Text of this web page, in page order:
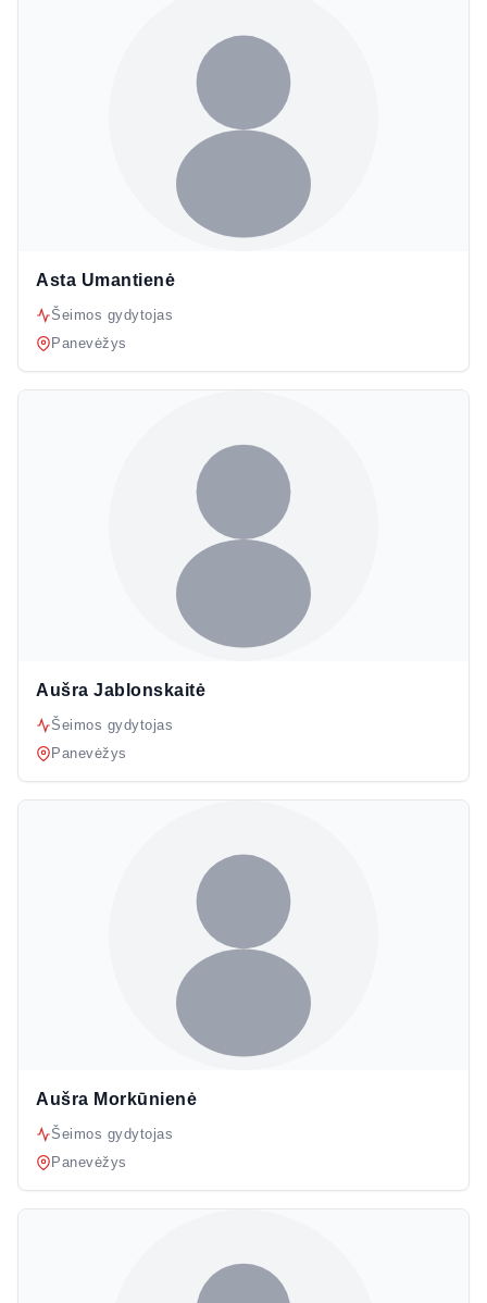
Asta Umantienė
Šeimos gydytojas
Panevėžys
Aušra Jablonskaitė
Šeimos gydytojas
Panevėžys
Aušra Morkūnienė
Šeimos gydytojas
Panevėžys